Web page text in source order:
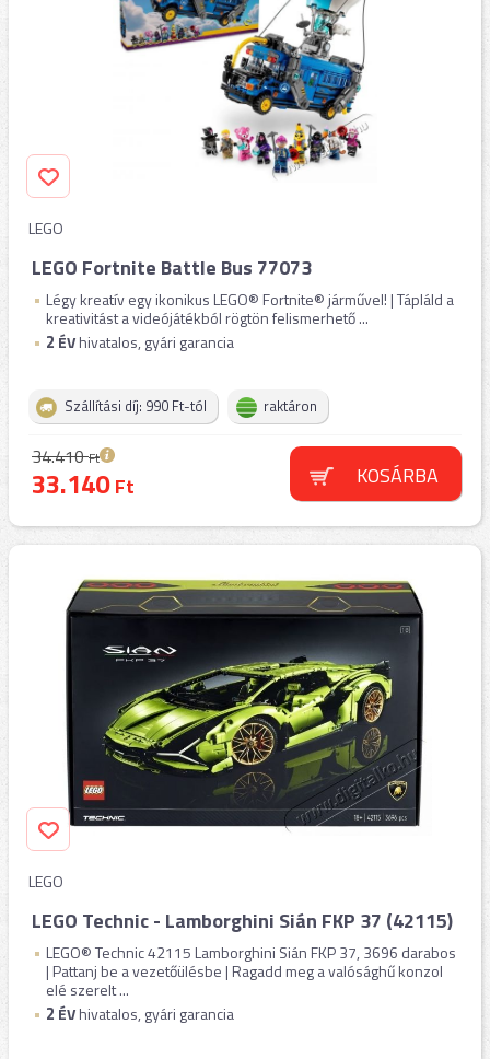
LEGO
LEGO Fortnite Battle Bus 77073
Légy kreatív egy ikonikus LEGO® Fortnite® járművel! | Tápláld a
kreativitást a videójátékból rögtön felismerhető ...
2 ÉVhivatalos, gyári garancia
Szállítási díj: 990 Ft-tól raktáron
34.410Ft
33.140Ft KOSÁRBA
LEGO
LEGO Technic - Lamborghini Sián FKP 37 (42115)
LEGO® Technic 42115 Lamborghini Sián FKP 37, 3696 darabos
| Pattanj be a vezetőülésbe | Ragadd meg a valósághű konzol
elé szerelt ...
2 ÉVhivatalos, gyári garancia